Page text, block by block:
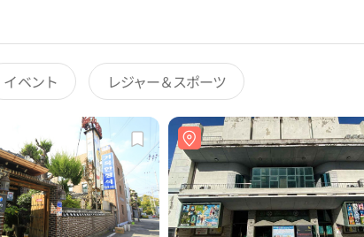
イベント レジャー＆スポーツ